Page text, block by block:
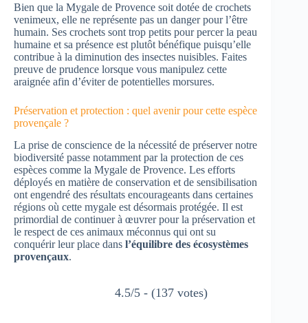
Bien que la Mygale de Provence soit dotée de crochets
venimeux, elle ne représente pas un danger pour l’être
humain. Ses crochets sont trop petits pour percer la peau
humaine et sa présence est plutôt bénéfique puisqu’elle
contribue à la diminution des insectes nuisibles. Faites
preuve de prudence lorsque vous manipulez cette
araignée afin d’éviter de potentielles morsures.
Préservation et protection : quel avenir pour cette espèce
provençale ?
La prise de conscience de la nécessité de préserver notre
biodiversité passe notamment par la protection de ces
espèces comme la Mygale de Provence. Les efforts
déployés en matière de conservation et de sensibilisation
ont engendré des résultats encourageants dans certaines
régions où cette mygale est désormais protégée. Il est
primordial de continuer à œuvrer pour la préservation et
le respect de ces animaux méconnus qui ont su
conquérir leur place dans l’équilibre des écosystèmes
provençaux.
4.5/5 - (137 votes)